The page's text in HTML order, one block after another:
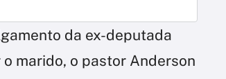
da ex-deputada
marido, o pastor Anderson